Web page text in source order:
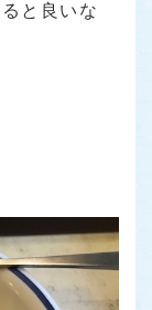
と良いな